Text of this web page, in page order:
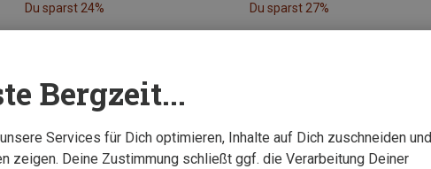
Du sparst 24% Du sparst 27%
Bergzeit...
Services für Dich optimieren, Inhalte auf Dich zuschneiden und
zeigen. Deine Zustimmung schließt ggf. die Verarbeitung Deiner